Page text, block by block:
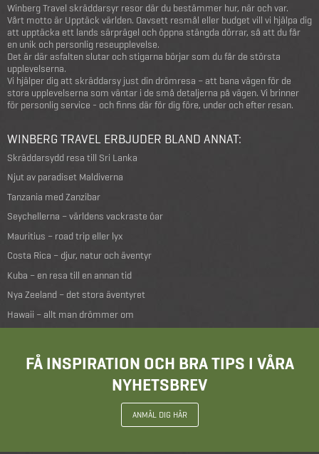
Winberg Travel skräddarsyr resor där du bestämmer hur, när och var.
Vårt motto är Upptäck världen. Oavsett resmål eller budget vill vi hjälpa dig
att upptäcka ett lands särprägel och öppna stängda dörrar, så att du får
en unik och personlig reseupplevelse.
Det är där asfalten slutar och stigarna börjar som du får de största
upplevelserna.
Vi hjälper dig att skräddarsy just din drömresa – att bana vägen för de
stora upplevelserna som väntar i de små detaljerna på vägen. Vi brinner
för personlig service - och finns där för dig före, under och efter resan.
WINBERG TRAVEL ERBJUDER BLAND ANNAT:
Skräddarsydd resa till Sri Lanka
Njut av paradiset Maldiverna
Tanzania med Zanzibar
Seychellerna – världens vackraste öar
Mauritius – road trip eller lyx
Costa Rica – djur, natur och äventyr
Kuba – en resa till en annan tid
Nya Zeeland – det stora äventyret
Hawaii – allt man drömmer om
FÅ INSPIRATION OCH BRA TIPS I VÅRA
NYHETSBREV
ANMÄL DIG HÄR